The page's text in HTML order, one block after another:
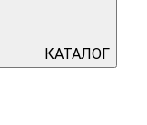
КАТАЛОГ